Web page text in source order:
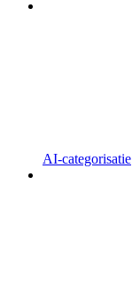
AI-categorisatie